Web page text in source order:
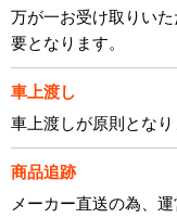
万が一お受け取りい
要となります。
車上渡し
車上渡しが原則となり
商品追跡
メーカー直送の為、